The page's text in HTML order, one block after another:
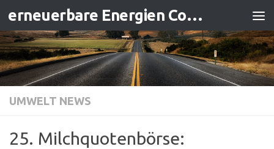
Zum Inhalt springen erneuerbare Energien Contracting
UMWELT NEWS
25. Milchquotenbörse: